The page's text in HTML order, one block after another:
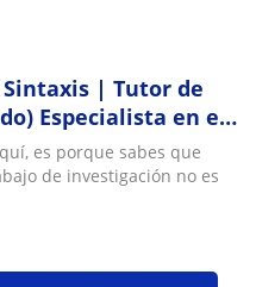
Sintaxis | Tutor de
Especialista en el
Sociales
es porque sabes que
de investigación no es